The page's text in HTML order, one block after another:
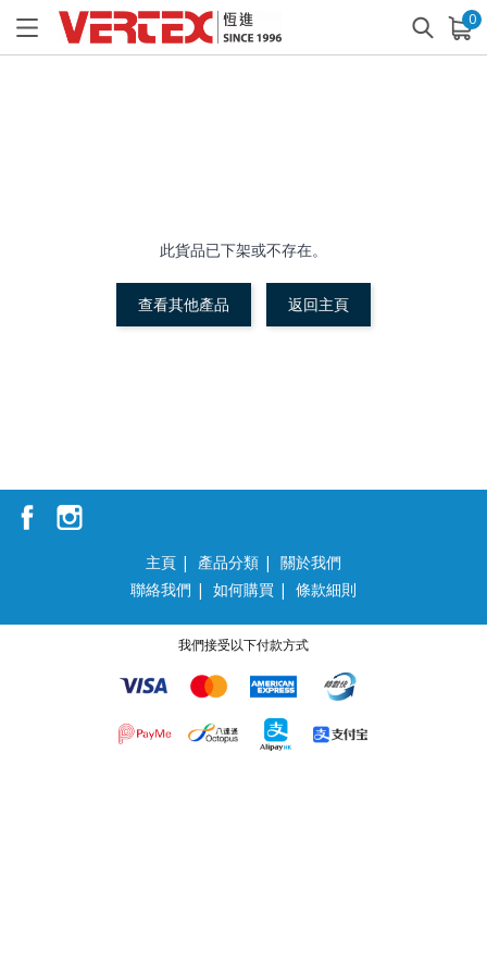
0
已加入購物車 查看
此貨品已下架或不存在。
查看其他產品 返回主頁
主頁 | 產品分類 | 關於我們
聯絡我們 | 如何購買 | 條款細則
我們接受以下付款方式